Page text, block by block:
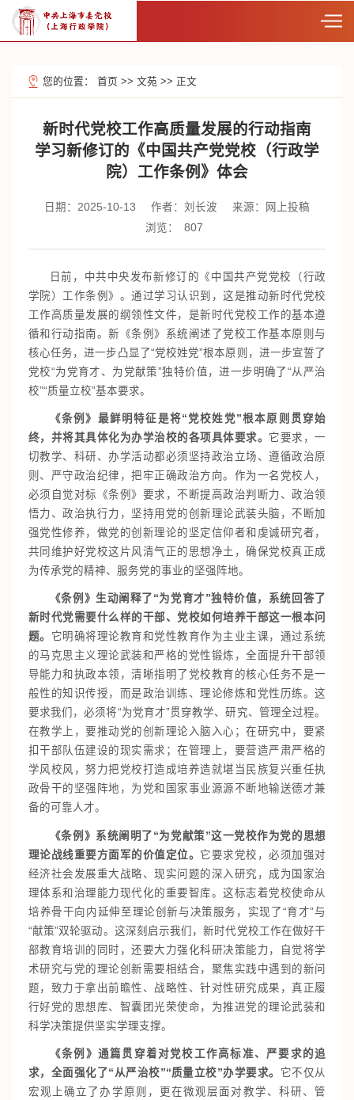
您的位置： 首页 >> 文苑 >> 正文
新时代党校工作高质量发展的行动指南
学习新修订的《中国共产党党校（行政学
院）工作条例》体会
日期：2025-10-13 作者：刘长波
来源：网上投稿
浏览：
807
日前，中共中央发布新修订的《中国共产党党校（行政
学院）工作条例》。通过学习认识到，这是推动新时代党校
工作高质量发展的纲领性文件，是新时代党校工作的基本遵
循和行动指南。新《条例》系统阐述了党校工作基本原则与
核心任务，进一步凸显了“党校姓党”根本原则，进一步宣誓了
党校“为党育才、为党献策”独特价值，进一步明确了“从严治
校”“质量立校”基本要求。
《条例》最鲜明特征是将“党校姓党”根本原则贯穿始
终，并将其具体化为办学治校的各项具体要求。 它要求，一
切教学、科研、办学活动都必须坚持政治立场、遵循政治原
则、严守政治纪律，把牢正确政治方向。作为一名党校人，
必须自觉对标《条例》要求，不断提高政治判断力、政治领
悟力、政治执行力，坚持用党的创新理论武装头脑，不断加
强党性修养，做党的创新理论的坚定信仰者和虔诚研究者，
共同维护好党校这片风清气正的思想净土，确保党校真正成
为传承党的精神、服务党的事业的坚强阵地。
《条例》生动阐释了“为党育才”独特价值，系统回答了
新时代党需要什么样的干部、党校如何培养干部这一根本问
题。 它明确将理论教育和党性教育作为主业主课，通过系统
的马克思主义理论武装和严格的党性锻炼，全面提升干部领
导能力和执政本领，清晰指明了党校教育的核心任务不是一
般性的知识传授，而是政治训练、理论修炼和党性历练。这
要求我们，必须将“为党育才”贯穿教学、研究、管理全过程。
在教学上，要推动党的创新理论入脑入心；在研究中，要紧
扣干部队伍建设的现实需求；在管理上，要营造严肃严格的
学风校风，努力把党校打造成培养造就堪当民族复兴重任执
政骨干的坚强阵地，为党和国家事业源源不断地输送德才兼
备的可靠人才。
《条例》系统阐明了“为党献策”这一党校作为党的思想
理论战线重要方面军的价值定位。 它要求党校，必须加强对
经济社会发展重大战略、现实问题的深入研究，成为国家治
理体系和治理能力现代化的重要智库。这标志着党校使命从
培养骨干向内延伸至理论创新与决策服务，实现了“育才”与
“献策”双轮驱动。这深刻启示我们，新时代党校工作在做好干
部教育培训的同时，还要大力强化科研决策能力，自觉将学
术研究与党的理论创新需要相结合，聚焦实践中遇到的新问
题，致力于拿出前瞻性、战略性、针对性研究成果，真正履
行好党的思想库、智囊团光荣使命，为推进党的理论武装和
科学决策提供坚实学理支撑。
《条例》通篇贯穿着对党校工作高标准、严要求的追
求，全面强化了“从严治校”“质量立校”办学要求。 它不仅从
宏观上确立了办学原则，更在微观层面对教学、科研、管